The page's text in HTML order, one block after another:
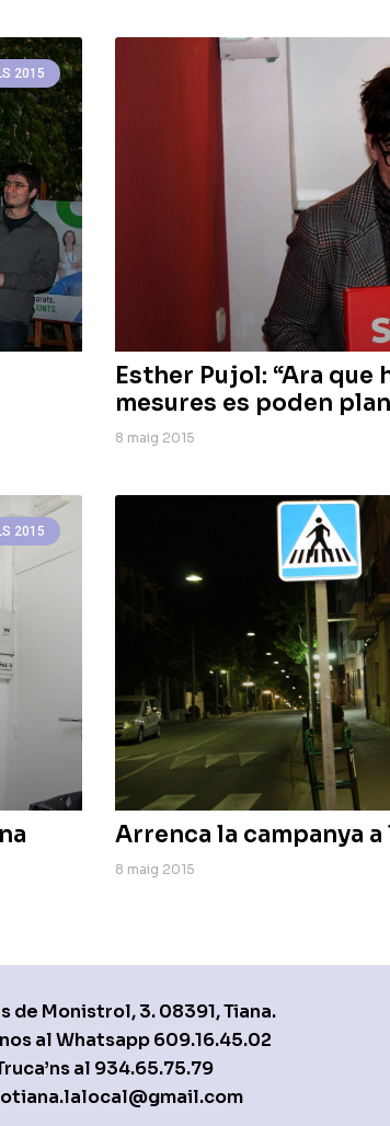
2015
Esther Pujol: “Ara
mesures es poden
8 maig 2015
2015
Arrenca la campanya a
8 maig 2015
de Monistrol, 3. 08391, Tiana.
al Whatsapp609.16.45.02
al 934.65.75.79